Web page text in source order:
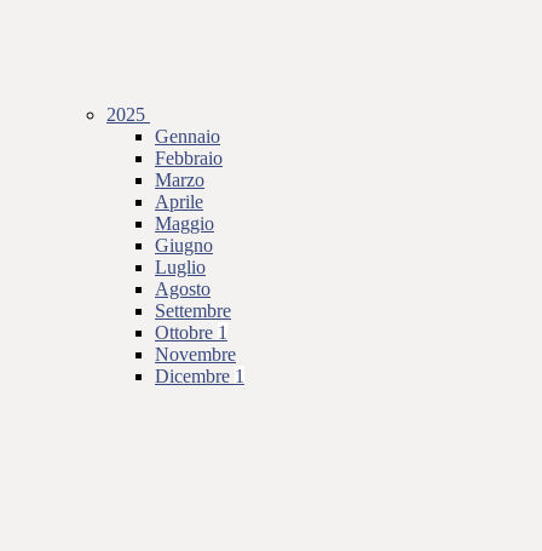
2025
Gennaio
Febbraio
Marzo
Aprile
Maggio
Giugno
Luglio
Agosto
Settembre
Ottobre 1
Novembre
Dicembre 1